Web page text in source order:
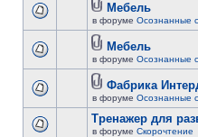
Мебель
в форуме Осознанные
Мебель
в форуме Осознанные
Фабрика
в форуме Осознанные
Тренажер для
в форуме Скорочтение